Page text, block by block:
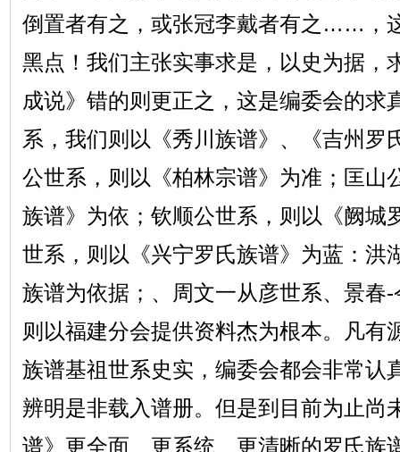
倒置者有之，或张冠李戴者有之……，
黑点！我们主张实事求是，以史为据，
成说》错的则更正之，这是编委会的求
系，我们则以《秀川族谱》、《吉州罗
公世系，则以《柏林宗谱》为准；匡山
族谱》为依；钦顺公世系，则以《阙城
世系，则以《兴宁罗氏族谱》为蓝：洪
族谱为依据；、周文一从彦世系、景春
则以福建分会提供资料杰为根本。凡有
族谱基祖世系史实，编委会都会非常认
辨明是非载入谱册。但是到目前为止尚
谱》更全面、更系统、更清晰的罗氏族